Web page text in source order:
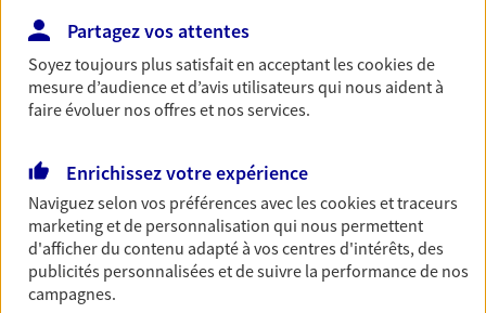
Retraite
Préparez sereinement ce nouveau chapitre de
spécialement conçue pour la retraite.
Santé
Couvrez vos dépenses de santé ainsi que celles de
votre famille avec la complémentaire santé qui
Partagez vos attentes
Soyez toujours plus satisfait en acceptant lescookiesde
mesure d’audience et d’avis utilisateurs qui nous aident à
faire évoluer nos offres et nos services.
Enrichissez votre expérience
Naviguez selon vos préférences avec lescookies et traceurs
marketing et de personnalisation qui nous permettent
d'afficher du contenu adapté à vos centres d'intérêts, des
publicités personnalisées et de suivre la performance de nos
campagnes.